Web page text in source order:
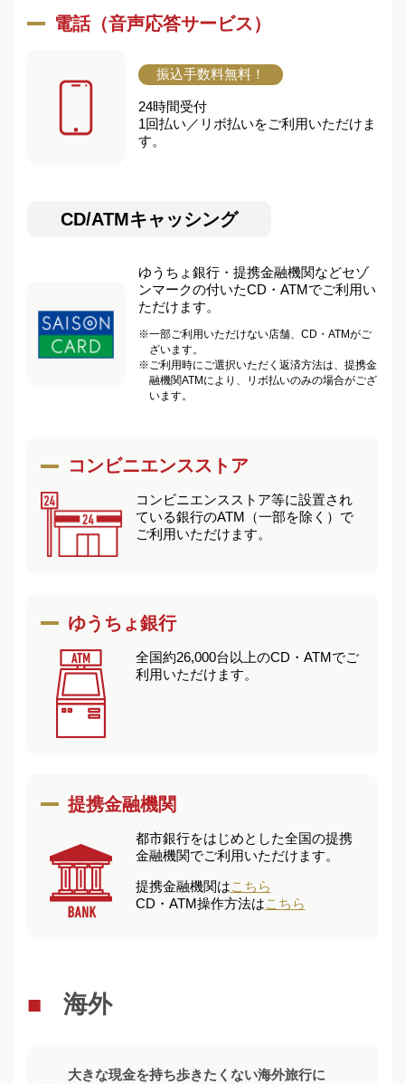
電話（音声応答サービス）
振込手数料無料！
24時間受付
1回払い／リボ払いをご利用いただけま
す。
CD/ATMキャッシング
ゆうちょ銀行・提携金融機関などセゾ
ンマークの付いたCD・ATMでご利用い
ただけます。
※一部ご利用いただけない店舗、CD・ATMがご
ざいます。
※ご利用時にご選択いただく返済方法は、提携金
融機関ATMにより、リボ払いのみの場合がござ
います。
コンビニエンスストア
コンビニエンスストア等に設置され
ている銀行のATM（一部を除く）で
ご利用いただけます。
ゆうちょ銀行
全国約26,000台以上のCD・ATMでご
利用いただけます。
提携金融機関
都市銀行をはじめとした全国の提携
金融機関でご利用いただけます。
提携金融機関はこちら
CD・ATM操作方法はこちら
海外
大きな現金を持ち歩きたくない海外旅行に